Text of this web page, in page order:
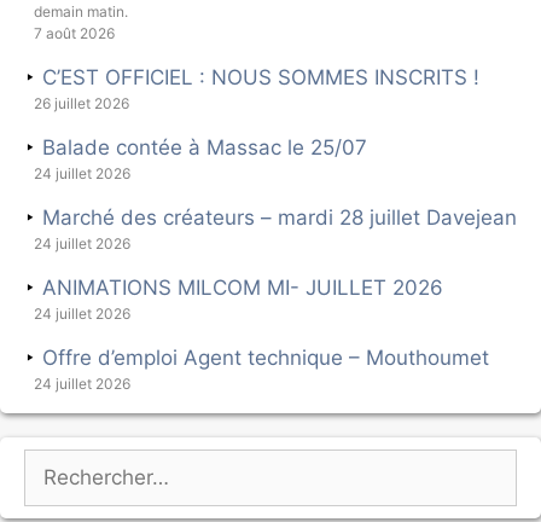
demain matin.
7 août 2026
C’EST OFFICIEL : NOUS SOMMES INSCRITS !
26 juillet 2026
Balade contée à Massac le 25/07
24 juillet 2026
Marché des créateurs – mardi 28 juillet Davejean
24 juillet 2026
ANIMATIONS MILCOM MI- JUILLET 2026
24 juillet 2026
Offre d’emploi Agent technique – Mouthoumet
24 juillet 2026